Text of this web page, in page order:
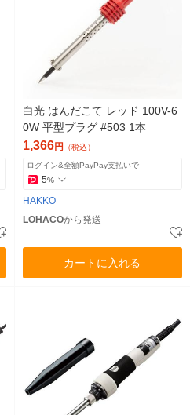
白光 はんだこて レッド 100V-6
0W 平型プラグ #503 1本
1,366円 （税込）
ログイン&全額PayPay支払いで
5%
HAKKO
LOHACOから発送
カートに入れる